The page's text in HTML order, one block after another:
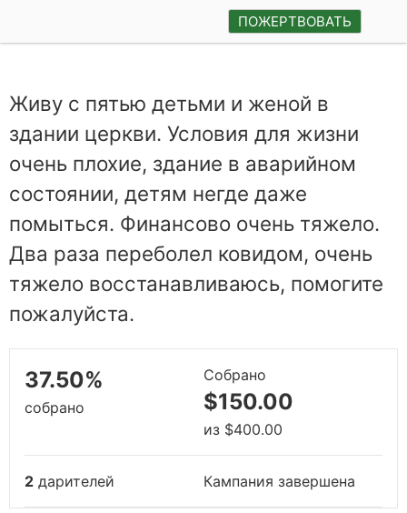
ПОЖЕРТВОВАТЬ
Живу с пятью детьми и женой в
здании церкви. Условия для жизни
очень плохие, здание в аварийном
состоянии, детям негде даже
помыться. Финансово очень тяжело.
Два раза переболел ковидом, очень
тяжело восстанавливаюсь, помогите
пожалуйста.
37.50%
собрано
Собрано
$150.00
из $400.00
2 дарителей Кампания завершена